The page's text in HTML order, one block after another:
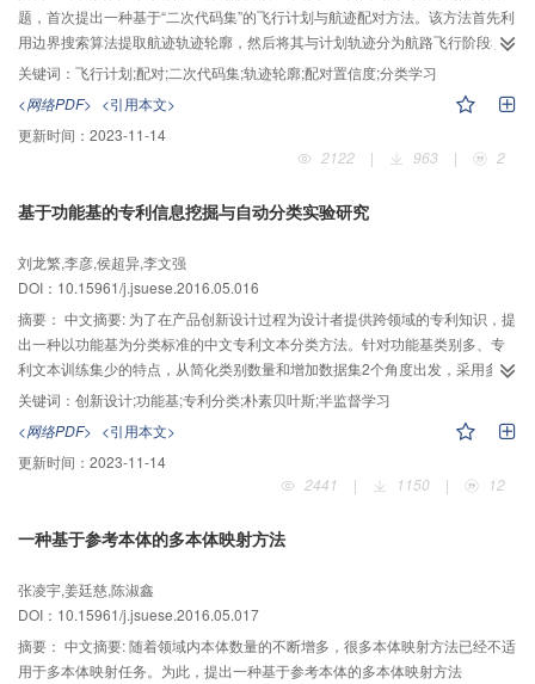
题，首次提出一种基于“二次代码集”的飞行计划与航迹配对方法。该方法首先利
用边界搜索算法提取航迹轨迹轮廓，然后将其与计划轨迹分为航路飞行阶段和
空域飞行阶段计算配对置信度，并将配对置信度与事先设定的置信度阈值相比
较确定是否配对；同时针对长期计划的计划轨迹不变性提出一种基于航迹历史
轨迹时间序列分类学习的方法处理其配对问题。通过某大型流量系统应用实践
证明，提出的飞行计划配对方法不仅能解决常规计划配对问题，也能较好地适
应当前系统中存在的二次代码缺失的飞行计划配对问题。
关键词： 飞行计划;配对;二次代码集;轨迹轮廓;配对置信度;分类学习
<网络PDF> <引用本文>
更新时间： 2023-11-14
2122
| 963 | 2
基于功能基的专利信息挖掘与自动分类实验研究
刘龙繁,李彦,侯超异,李文强
DOI：10.15961/j.jsuese.2016.05.016
摘要： 中文摘要: 为了在产品创新设计过程为设计者提供跨领域的专利知识，提
出一种以功能基为分类标准的中文专利文本分类方法。针对功能基类别多、专
利文本训练集少的特点，从简化类别数量和增加数据集2个角度出发，采用多重
二分类监督分类算法和基于EM算法的半监督分类算法，以朴素贝叶斯(NB)完全
有监督算法为对照，采用正交实验，考察特征选择与数据集选择对分类准确度
的影响，实现一级功能基分类准确率达到80%，基本符合应用要求。为基于功
能基辅助产品创新设计专利知识库的构建，提供了相关的技术支持。
关键词： 创新设计;功能基;专利分类;朴素贝叶斯;半监督学习
<网络PDF> <引用本文>
更新时间： 2023-11-14
2441
| 1150 | 12
一种基于参考本体的多本体映射方法
张凌宇,姜廷慈,陈淑鑫
DOI：10.15961/j.jsuese.2016.05.017
摘要： 中文摘要: 随着领域内本体数量的不断增多，很多本体映射方法已经不适
用于多本体映射任务。为此，提出一种基于参考本体的多本体映射方法